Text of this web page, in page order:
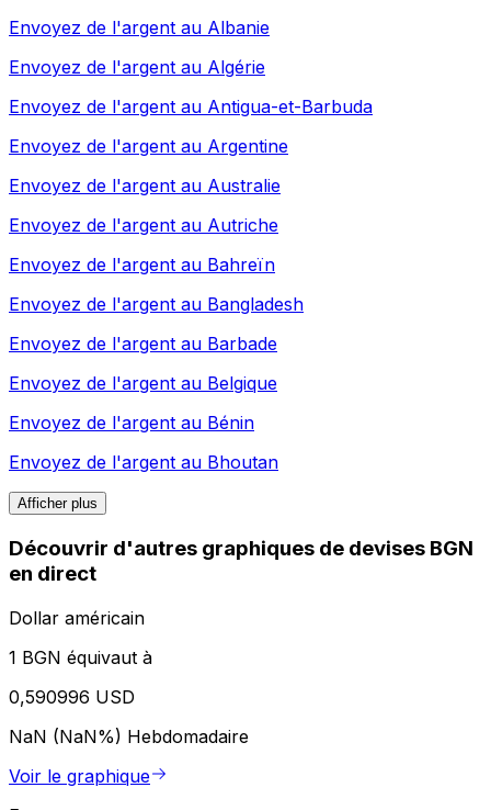
Envoyez de l'argent au Albanie
Envoyez de l'argent au Algérie
Envoyez de l'argent au Antigua-et-Barbuda
Envoyez de l'argent au Argentine
Envoyez de l'argent au Australie
Envoyez de l'argent au Autriche
Envoyez de l'argent au Bahreïn
Envoyez de l'argent au Bangladesh
Envoyez de l'argent au Barbade
Envoyez de l'argent au Belgique
Envoyez de l'argent au Bénin
Envoyez de l'argent au Bhoutan
Afficher plus
Découvrir d'autres graphiques de devises BGN
en direct
Dollar américain
1 BGN équivaut à
0,590996 USD
NaN (NaN%) Hebdomadaire
Voir le graphique